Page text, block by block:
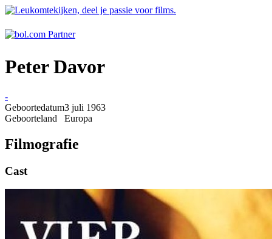
Peter Davor
-
Geboortedatum3 juli 1963
Geboorteland
Europa
Filmografie
Cast